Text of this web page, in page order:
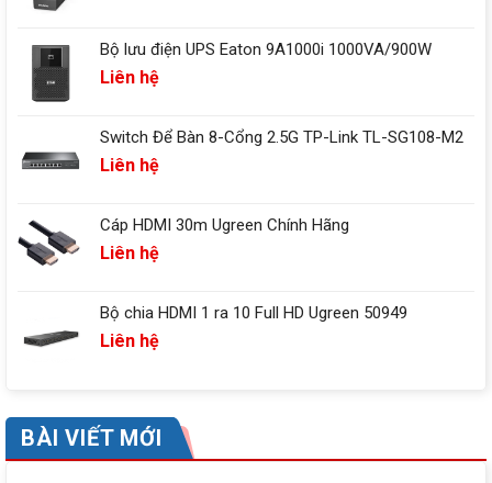
Bộ lưu điện UPS Eaton 9A1000i 1000VA/900W
Liên hệ
Switch Để Bàn 8-Cổng 2.5G TP-Link TL-SG108-M2
Liên hệ
Cáp HDMI 30m Ugreen Chính Hãng
Liên hệ
Bộ chia HDMI 1 ra 10 Full HD Ugreen 50949
Liên hệ
BÀI VIẾT MỚI